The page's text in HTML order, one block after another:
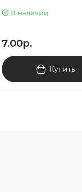
В наличии
7.00р.
Купить